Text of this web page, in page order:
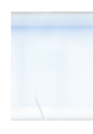
[依頼・相談したい
[依頼・相談したい
リー布地製ガーメン
繊